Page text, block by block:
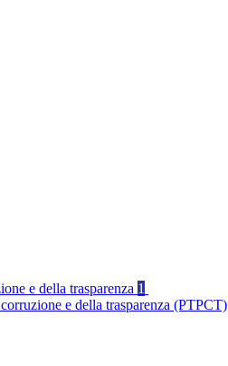
e della trasparenza 1
e della trasparenza (PTPCT)